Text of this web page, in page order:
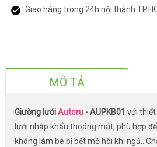
Giao hàng trong 24h nội thành
MÔ TẢ
Giường lướiAutoru- AUPKB01 với
lưới nhập khẩu thoáng mát, phù hợp
không làm bé bị bết mồ hôi khi